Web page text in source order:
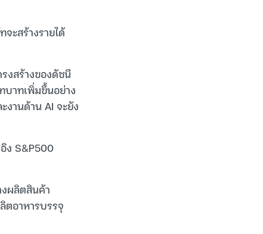
ะสร้างรายได้
งสร้างของดัชนี
าทเพิ่มขึ้นอย่าง
งานด้าน AI จะยัง
ง S&P500
ผลิตสินค้า
ตอาหารบรรจุ